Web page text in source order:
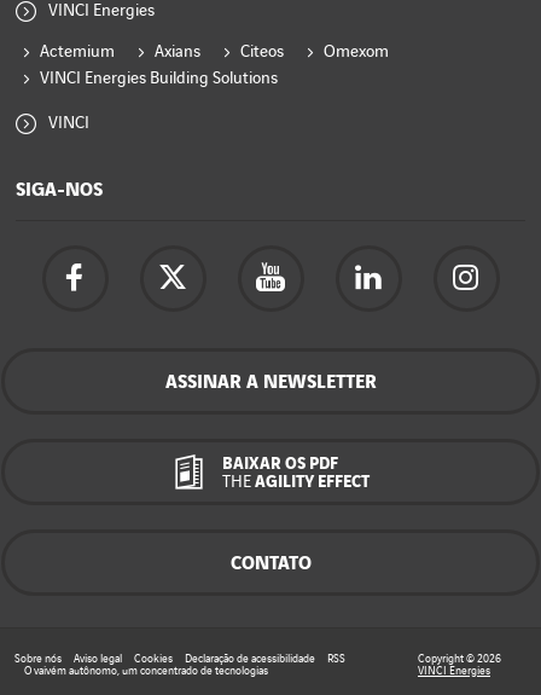
VINCI Energies
Actemium Axians Citeos
Omexom
VINCI Energies Building Solutions
VINCI
SIGA-NOS
ASSINAR A NEWSLETTER
BAIXAR OS PDF
THE AGILITY EFFECT
CONTATO
Sobre nós Aviso legal Cookies Declaração de acessibilidade
RSS
O vaivém autônomo, um concentrado de tecnologias
Copyright © 2026
VINCI Energies